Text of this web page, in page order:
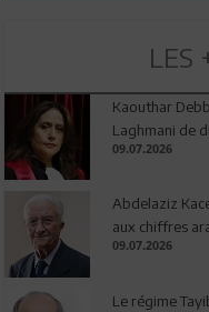
LES
Kaouthar
Laghmani de
09.07.2026
Abdelaziz
aux chiffres
09.07.2026
Le régime